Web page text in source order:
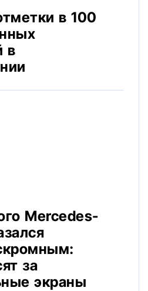
в 100
в
Mercedes-
за
экраны